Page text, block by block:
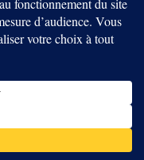
pas limitée au
ont aussi
migratoire.